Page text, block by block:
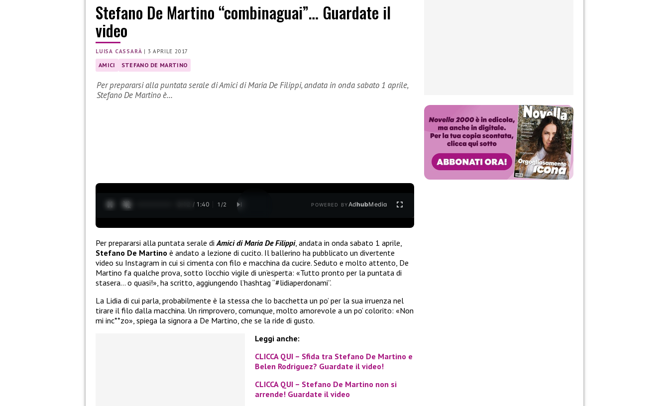
Stefano De Martino “combinaguai”… Guardate il
video
LUISA CASSARÀ | 3 APRILE 2017
AMICI STEFANO DE MARTINO
Per prepararsi alla puntata serale di Amici di Maria De Filippi, andata in onda sabato 1 aprile,
Stefano De Martino è…
0:13 / 1:40 1 /2 POWERED BYAdhubMedia
Per prepararsi alla puntata serale di Amici di Maria De Filippi, andata in onda sabato 1 aprile,
Stefano De Martino è andato a lezione di cucito. Il ballerino ha pubblicato un divertente
video su Instagram in cui si cimenta con filo e macchina da cucire. Seduto e molto attento, De
Martino fa qualche prova, sotto l’occhio vigile di un’esperta: «Tutto pronto per la puntata di
stasera… o quasi!», ha scritto, aggiungendo l’hashtag “#lidiaperdonami”.
La Lidia di cui parla, probabilmente è la stessa che lo bacchetta un po’ per la sua irruenza nel
tirare il filo dalla macchina. Un rimprovero, comunque, molto amorevole a un po’ colorito: «Non
mi inc**zo», spiega la signora a De Martino, che se la ride di gusto.
Leggi anche:
CLICCA QUI – Sfida tra Stefano De Martino e
Belen Rodriguez? Guardate il video!
CLICCA QUI – Stefano De Martino non si
arrende! Guardate il video